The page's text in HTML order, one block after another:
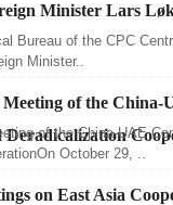
Minister Lars
Bureau of the CPC
Minister..
of the China-
of the China-UAE
October 29, ..
on East Asia